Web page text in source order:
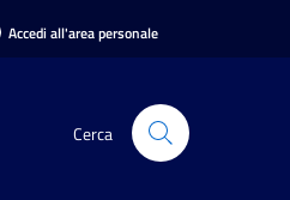
Accedi all'area personale
Cerca